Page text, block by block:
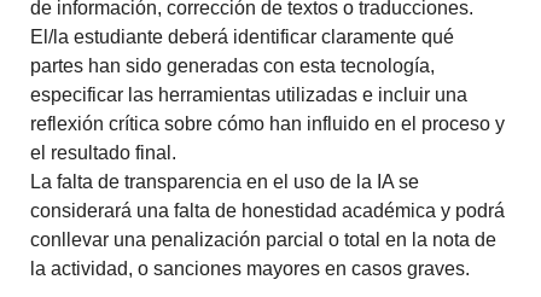
de información, corrección de textos o traducciones.
El/la estudiante deberá identificar claramente qué
partes han sido generadas con esta tecnología,
especificar las herramientas utilizadas e incluir una
reflexión crítica sobre cómo han influido en el proceso y
el resultado final.
La falta de transparencia en el uso de la IA se
considerará una falta de honestidad académica y podrá
conllevar una penalización parcial o total en la nota de
la actividad, o sanciones mayores en casos graves.